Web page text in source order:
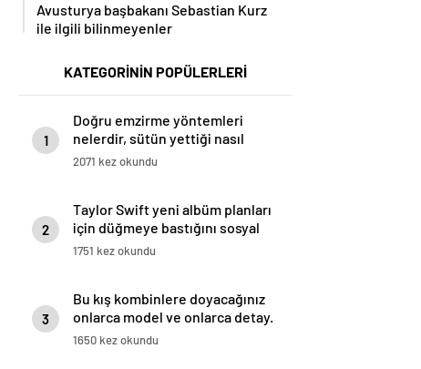
Avusturya başbakanı Sebastian Kurz
ile ilgili bilinmeyenler
KATEGORİNİN POPÜLERLERİ
1
Doğru emzirme yöntemleri
nelerdir, sütün yettiği nasıl
anlaşılır?
2071 kez okundu
2
Taylor Swift yeni albüm planları
için düğmeye bastığını sosyal
medyadan duyurdu!
1751 kez okundu
3
Bu kış kombinlere doyacağınız
onlarca model ve onlarca detay.
1650 kez okundu